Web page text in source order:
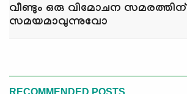
വീണ്ടും ഒരു വിമോചന സമരത്തിന്
സമയമാവുന്നുവോ